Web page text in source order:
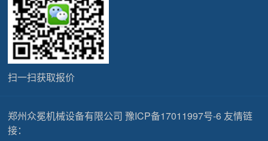
扫一扫获取报价
郑州众冕机械设备有限公司豫ICP备17011997号-6 友情链
接：